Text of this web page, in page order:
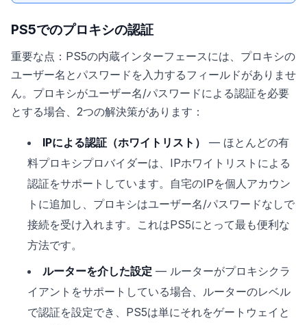
PS5でのプロキシの認証
重要な点：PS5の内蔵インターフェースには、プロキシの
ユーザー名とパスワードを入力するフィールドがありませ
ん。プロキシがユーザー名/パスワードによる認証を必要
とする場合、2つの解決策があります：
IPによる認証（ホワイトリスト）
— ほとんどの有
料プロキシプロバイダーは、IPホワイトリストによる
認証をサポートしています。自宅のIPを個人アカウン
トに追加し、プロキシはユーザー名/パスワードなしで
接続を受け入れます。これはPS5にとって最も便利な
方法です。
ルーターを介した設定 — ルーターがプロキシクラ
イアントをサポートしている場合、ルーターのレベル
で認証を設定でき、PS5は単にそれをゲートウェイと